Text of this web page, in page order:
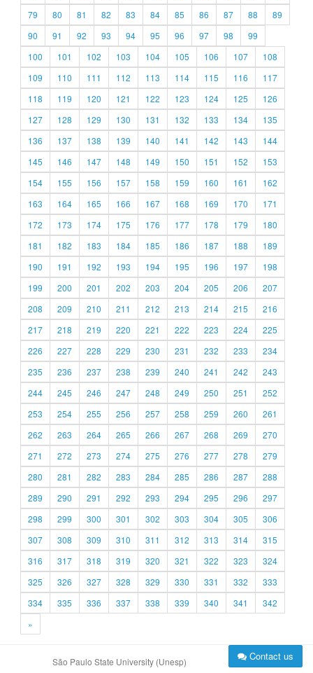
79
80 81 82 83 84 85 86 87 88
89
90
91 92 93 94 95 96 97 98
99
100
101 102 103 104 105 106 107
108
109
110 111 112 113 114 115 116
117
118
119 120 121 122 123 124 125
126
127
128 129 130 131 132 133 134
135
136
137 138 139 140 141 142 143
144
145
146 147 148 149 150 151 152
153
154
155 156 157 158 159 160 161
162
163
164 165 166 167 168 169 170
171
172
173 174 175 176 177 178 179
180
181
182 183 184 185 186 187 188
189
190
191 192 193 194 195 196 197
198
199
200 201 202 203 204 205 206
207
208
209 210 211 212 213 214 215
216
217
218 219 220 221 222 223 224
225
226
227 228 229 230 231 232 233
234
235
236 237 238 239 240 241 242
243
244
245 246 247 248 249 250 251
252
253
254 255 256 257 258 259 260
261
262
263 264 265 266 267 268 269
270
271
272 273 274 275 276 277 278
279
280
281 282 283 284 285 286 287
288
289
290 291 292 293 294 295 296
297
298
299 300 301 302 303 304 305
306
307
308 309 310 311 312 313 314
315
316
317 318 319 320 321 322 323
324
325
326 327 328 329 330 331 332
333
334
335 336 337 338 339 340 341
342
»
São Paulo State University (Unesp) Contact us